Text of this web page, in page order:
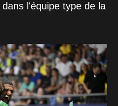
l'équipe type de la